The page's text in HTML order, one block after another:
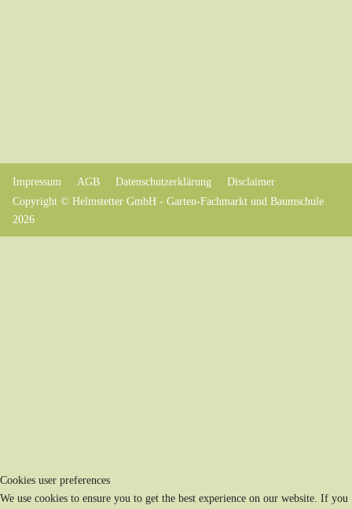
Impressum AGB Datenschutzerklärung
Disclaimer
Copyright © Helmstetter GmbH - Garten-Fachmarkt und Baumschule
2026
Cookies user preferences
We use cookies to ensure you to get the best experience on our website. If you